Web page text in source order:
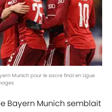
Munich pour le sacre final en Ligue
Bayern Munich semblait